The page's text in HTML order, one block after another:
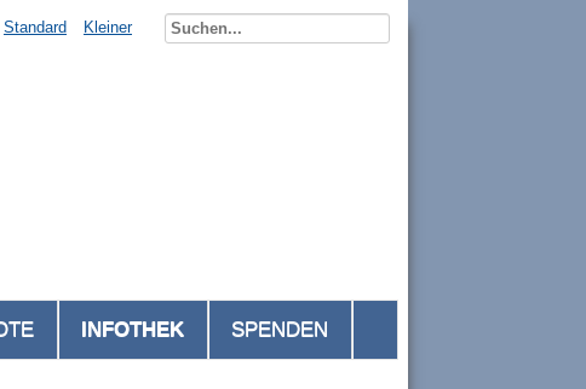
INFOTHEK SPENDEN
Standard Kleiner